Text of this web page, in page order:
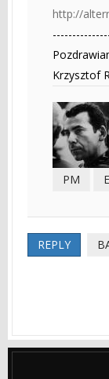
http://
Krzysztof
PM
REPLY